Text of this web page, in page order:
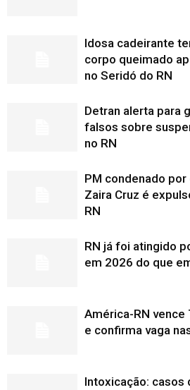
Idosa cadeirante
corpo queimado
no Seridó do RN
Detran alerta para
falsos sobre
no RN
PM condenado
Zaira Cruz é
RN
RN já foi atingido
em 2026 do que
América-RN
e confirma vaga
Intoxicação: casos